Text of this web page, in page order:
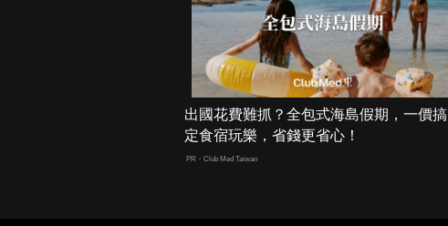
出國花費難抓？全包式海島假期，一價搞
定食宿玩樂，省錢更省心！
PR・Club Med Taiwan